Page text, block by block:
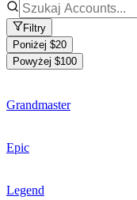
Filtry
Poniżej $20
Powyżej $100
Grandmaster
Epic
Legend